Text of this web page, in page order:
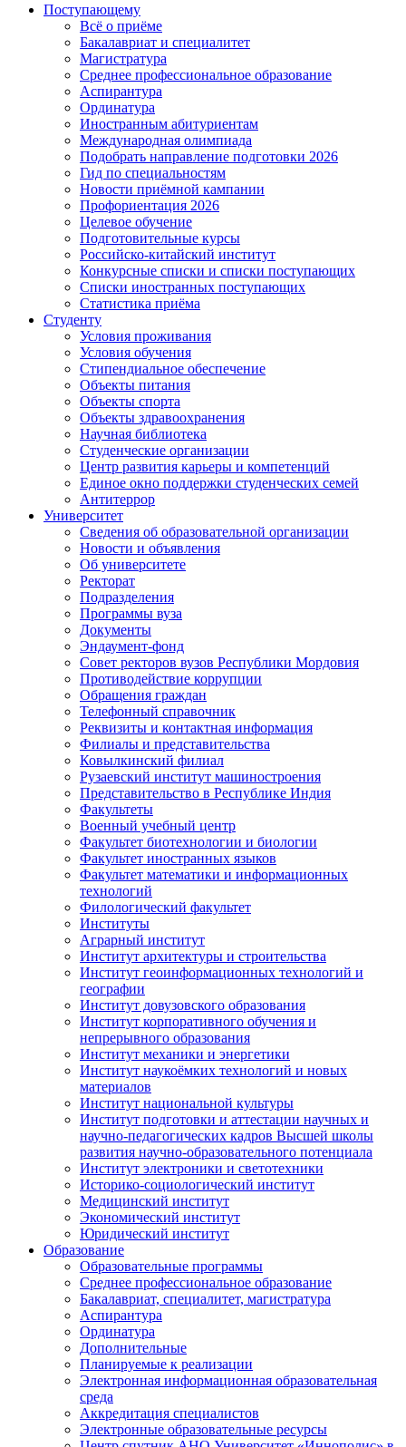
Поступающему
Всё о приёме
Бакалавриат и специалитет
Магистратура
Среднее профессиональное образование
Аспирантура
Ординатура
Иностранным абитуриентам
Международная олимпиада
Подобрать направление подготовки 2026
Гид по специальностям
Новости приёмной кампании
Профориентация 2026
Целевое обучение
Подготовительные курсы
Российско-китайский институт
Конкурсные списки и списки поступающих
Списки иностранных поступающих
Статистика приёма
Студенту
Условия проживания
Условия обучения
Стипендиальное обеспечение
Объекты питания
Объекты спорта
Объекты здравоохранения
Научная библиотека
Студенческие организации
Центр развития карьеры и компетенций
Единое окно поддержки студенческих семей
Антитеррор
Университет
Сведения об образовательной организации
Новости и объявления
Об университете
Ректорат
Подразделения
Программы вуза
Документы
Эндаумент-фонд
Совет ректоров вузов Республики Мордовия
Противодействие коррупции
Обращения граждан
Телефонный справочник
Реквизиты и контактная информация
Филиалы и представительства
Ковылкинский филиал
Рузаевский институт машиностроения
Представительство в Республике Индия
Факультеты
Военный учебный центр
Факультет биотехнологии и биологии
Факультет иностранных языков
Факультет математики и информационных
технологий
Филологический факультет
Институты
Аграрный институт
Институт архитектуры и строительства
Институт геоинформационных технологий и
географии
Институт довузовского образования
Институт корпоративного обучения и
непрерывного образования
Институт механики и энергетики
Институт наукоёмких технологий и новых
материалов
Институт национальной культуры
Институт подготовки и аттестации научных и
научно-педагогических кадров Высшей школы
развития научно-образовательного потенциала
Институт электроники и светотехники
Историко-социологический институт
Медицинский институт
Экономический институт
Юридический институт
Образование
Образовательные программы
Среднее профессиональное образование
Бакалавриат, специалитет, магистратура
Аспирантура
Ординатура
Дополнительные
Планируемые к реализации
Электронная информационная образовательная
среда
Аккредитация специалистов
Электронные образовательные ресурсы